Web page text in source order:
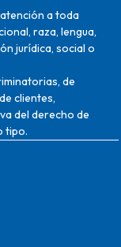
a toda
raza, lengua,
jurídica, social o
de
clientes,
del derecho de
tipo.